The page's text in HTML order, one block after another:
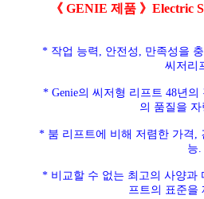
《 GENIE 제품 》Electric
* 작업 능력, 안전성, 만족성을
씨저리
* Genie의 씨저형 리프트 48년
의 품질을
* 붐 리프트에 비해 저렴한 가격,
능.
* 비교할 수 없는 최고의 사양과
프트의 표준을